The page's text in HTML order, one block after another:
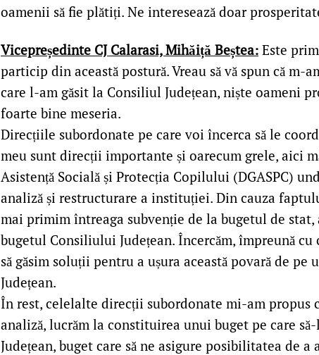
oamenii să fie plătiți. Ne interesează doar
Vicepreședinte CJ Calarasi, Mihăiță Beștea: Este
particip din această postură. Vreau să vă spun că
care l-am găsit la Consiliul Județean, niște oameni
foarte bine meseria.
Direcțiile subordonate pe care voi încerca să le
meu sunt direcții importante și oarecum grele, aici
Asistență Socială și Protecția Copilului (DGASPC)
analiză și restructurare a instituției. Din cauza
mai primim întreaga subvenție de la bugetul de
bugetul Consiliului Județean. Încercăm, împreună
să găsim soluții pentru a ușura această povară de
Județean.
În rest, celelalte direcții subordonate mi-am propus
analiză, lucrăm la constituirea unui buget pe care
Județean, buget care să ne asigure posibilitatea de